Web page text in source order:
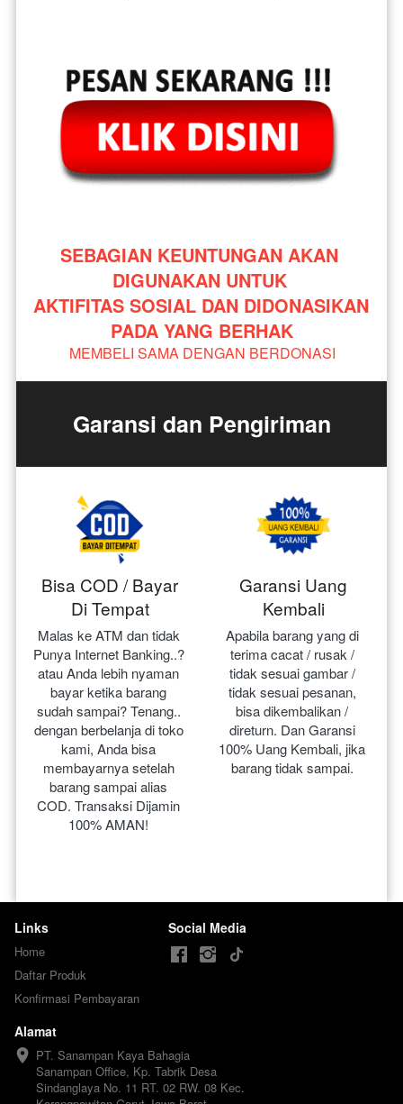
SEBAGIAN KEUNTUNGAN AKAN
DIGUNAKAN UNTUK
AKTIFITAS SOSIAL DAN DIDONASIKAN
PADA YANG BERHAK
MEMBELI SAMA DENGAN BERDONASI
Garansi dan Pengiriman
Bisa COD / Bayar
Di Tempat
Malas ke ATM dan tidak
Punya Internet Banking..?
atau Anda lebih nyaman
bayar ketika barang
sudah sampai? Tenang..
dengan berbelanja di toko
kami, Anda bisa
membayarnya setelah
barang sampai alias
COD. Transaksi Dijamin
100% AMAN!
Garansi Uang
Kembali
Apabila barang yang di
terima cacat / rusak /
tidak sesuai gambar /
tidak sesuai pesanan,
bisa dikembalikan /
direturn. Dan Garansi
100% Uang Kembali, jika
barang tidak sampai.
Links
Home
Daftar Produk
Konfirmasi Pembayaran
Social Media
Alamat
PT. Sanampan Kaya Bahagia
Sanampan Office, Kp. Tabrik Desa
Sindanglaya No. 11 RT. 02 RW. 08 Kec.